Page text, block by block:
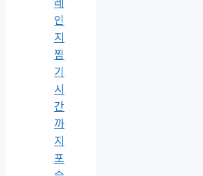
인
지
찜
기
시
간
까
지
포